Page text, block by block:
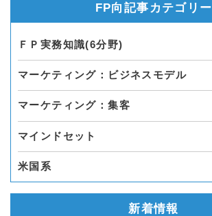
FP向記事カテゴリー
ＦＰ実務知識(6分野)
マーケティング：ビジネスモデル
マーケティング：集客
マインドセット
米国系
新着情報